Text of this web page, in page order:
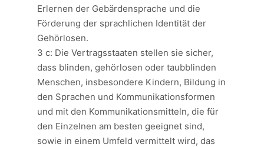
Erlernen der Gebärdensprache und die
Förderung der sprachlichen Identität der
Gehörlosen.
3 c: Die Vertragsstaaten stellen sie sicher,
dass blinden, gehörlosen oder taubblinden
Menschen, insbesondere Kindern, Bildung in
den Sprachen und Kommunikationsformen
und mit den Kommunikationsmitteln, die für
den Einzelnen am besten geeignet sind,
sowie in einem Umfeld vermittelt wird, das